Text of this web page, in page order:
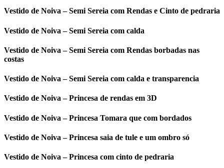
Vestido de Noiva – Semi Sereia com Rendas e Cinto de pedraria
Vestido de Noiva – Semi Sereia com calda
Vestido de Noiva – Semi Sereia com Rendas borbadas nas
costas
Vestido de Noiva – Semi Sereia com calda e transparencia
Vestido de Noiva – Princesa de rendas em 3D
Vestido de Noiva – Princesa Tomara que com bordados
Vestido de Noiva – Princesa saia de tule e um ombro só
Vestido de Noiva – Princesa com cinto de pedraria